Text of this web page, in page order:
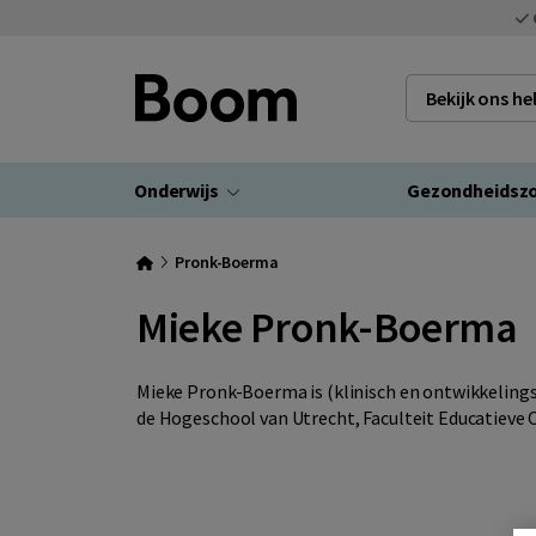
Bekijk ons
Onderwijs
Pronk-Boerma
Mieke Pronk-Boerma
Mieke Pronk-Boerma is (klinisch en
de Hogeschool van Utrecht, Faculteit